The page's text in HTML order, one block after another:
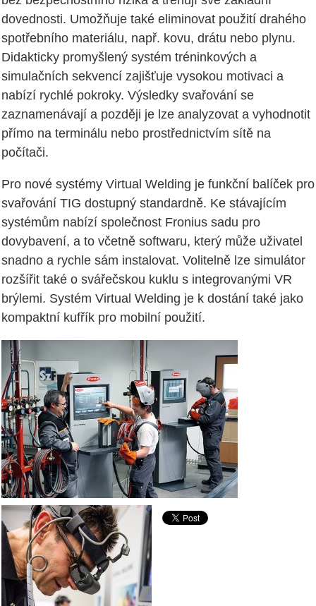
dovednosti. Umožňuje také eliminovat použití drahého
spotřebního materiálu, např. kovu, drátu nebo plynu.
Didakticky promyšlený systém tréninkových a
simulačních sekvencí zajišťuje vysokou motivaci a
nabízí rychlé pokroky. Výsledky svařování se
zaznamenávají a později je lze analyzovat a vyhodnotit
přímo na terminálu nebo prostřednictvím sítě na
počítači.
Pro nové systémy Virtual Welding je funkční balíček pro
svařování TIG dostupný standardně. Ke stávajícím
systémům nabízí společnost Fronius sadu pro
dovybavení, a to včetně softwaru, který může uživatel
snadno a rychle sám instalovat. Volitelně lze simulátor
rozšířit také o svářečskou kuklu s integrovanými VR
brýlemi. Systém Virtual Welding je k dostání také jako
kompaktní kufřík pro mobilní použití.